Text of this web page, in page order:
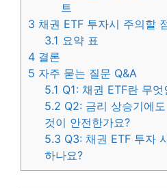
트
3 채권 ETF 투자시 주의할
3.1 요약 표
4 결론
5 자주 묻는 질문 Q&A
5.1 Q1: 채권 ETF란 무엇
5.2 Q2: 금리 상승기에
것이 안전한가요?
5.3 Q3: 채권 ETF 투자
하나요?